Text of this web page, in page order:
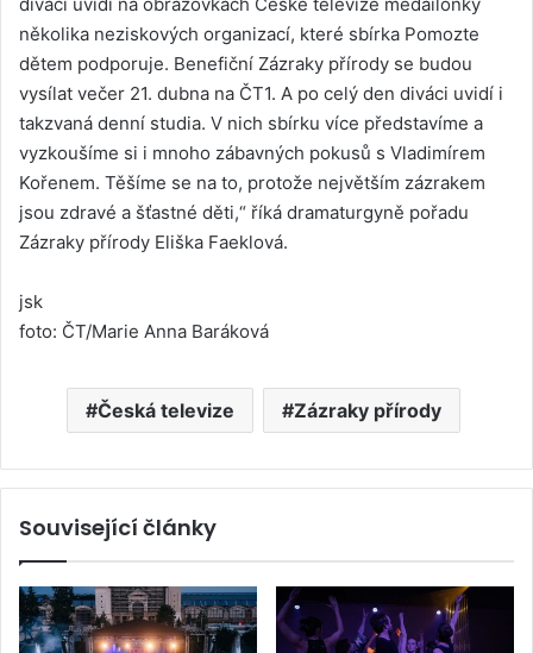
několika neziskových organizací, které sbírka Pomozte
dětem podporuje. Benefiční Zázraky přírody se budou
vysílat večer 21. dubna na ČT1. A po celý den diváci uvidí i
takzvaná denní studia. V nich sbírku více představíme a
vyzkoušíme si i mnoho zábavných pokusů s Vladimírem
Kořenem. Těšíme se na to, protože největším zázrakem
jsou zdravé a šťastné děti,“ říká dramaturgyně pořadu
Zázraky přírody Eliška Faeklová.
jsk
foto: ČT/Marie Anna Baráková
Česká televize Zázraky přírody
Související články